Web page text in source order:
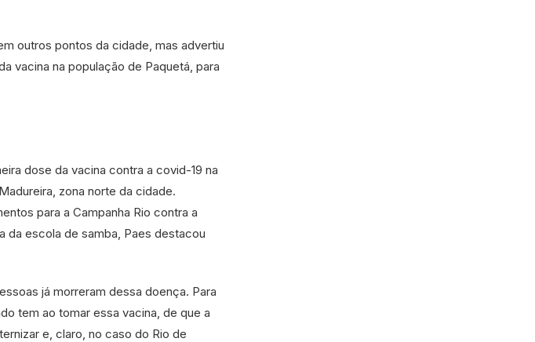
outros pontos da cidade, mas advertiu
vacina na população de Paquetá, para
dose da vacina contra a covid-19 na
zona norte da cidade.
para a Campanha Rio contra a
da escola de samba, Paes destacou
já morreram dessa doença. Para
tem ao tomar essa vacina, de que a
e, claro, no caso do Rio de